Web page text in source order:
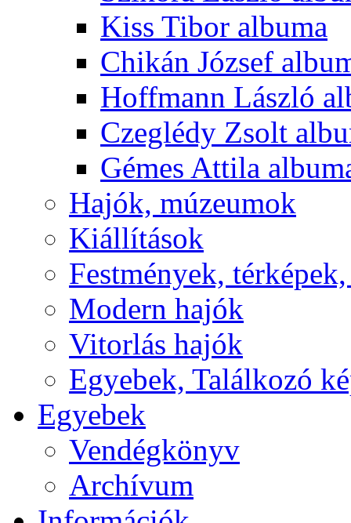
Kiss Tibor albuma
Chikán József
Hoffmann László
Czeglédy Zsolt
Gémes Attila
Hajók, múzeumok
Kiállítások
Festmények,
Modern hajók
Vitorlás hajók
Egyebek, Találkozó
Egyebek
Vendégkönyv
Archívum